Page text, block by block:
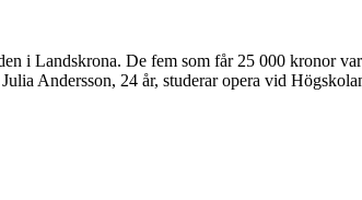
i Landskrona. De fem som får 25 000 kronor
Andersson, 24 år, studerar opera vid